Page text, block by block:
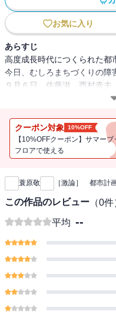
お気に入り
あらすじ
高度成長時代につくられた都
今日、むしろまちづくりの障
９月６日、佐藤滋、西村幸夫
中村文彦、小川富由、若林
集、執筆中の蓑原敬さんを
き、改革の方向と、実現の
の記録である。
クーポン対象 10%OFF
【10%OFFクーポン】サマー
フロアで使える
新刊通知
蓑原敬 ［激論］ 都市計
この作品のレビュー （0件
平均 --